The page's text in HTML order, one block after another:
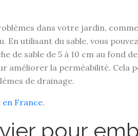
dans votre jardin,
En utilisant du sable, vous
de sable de 5 à 10 cm au fond
la perméabilité. Cela
de drainage.
en France.
pour